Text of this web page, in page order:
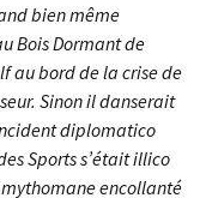
bien même
Bois Dormant de
au bord de la crise de
Sinon il danserait
diplomatico
Sports s’était illico
encollanté